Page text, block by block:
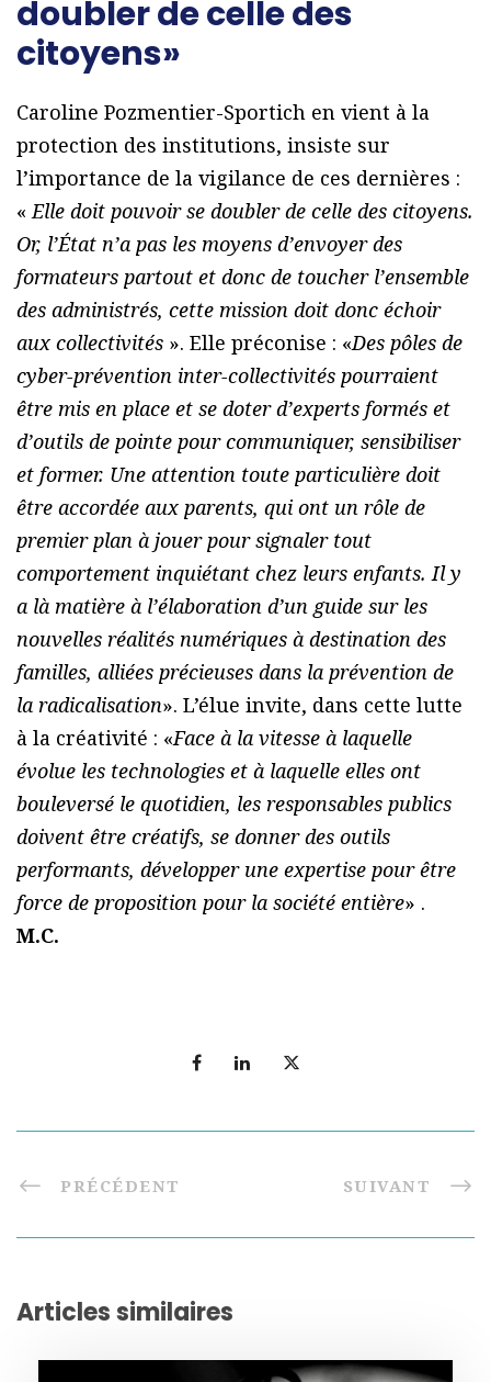
doubler de celle des
citoyens»
Caroline Pozmentier-Sportich en vient à la
protection des institutions, insiste sur
l’importance de la vigilance de ces dernières :
«Elle doit pouvoir se doubler de celle des citoyens.
Or, l’État n’a pas les moyens d’envoyer des
formateurs partout et donc de toucher l’ensemble
des administrés, cette mission doit donc échoir
aux collectivités ». Elle préconise : «Des pôles de
cyber-prévention inter-collectivités pourraient
être mis en place et se doter d’experts formés et
d’outils de pointe pour communiquer, sensibiliser
et former. Une attention toute particulière doit
être accordée aux parents, qui ont un rôle de
premier plan à jouer pour signaler tout
comportement inquiétant chez leurs enfants. Il y
a là matière à l’élaboration d’un guide sur les
nouvelles réalités numériques à destination des
familles, alliées précieuses dans la prévention de
la radicalisation». L’élue invite, dans cette lutte
à la créativité : «Face à la vitesse à laquelle
évolue les technologies et à laquelle elles ont
bouleversé le quotidien, les responsables publics
doivent être créatifs, se donner des outils
performants, développer une expertise pour être
force de proposition pour la société entière» .
M.C.
PRÉCÉDENT SUIVANT
Articles similaires